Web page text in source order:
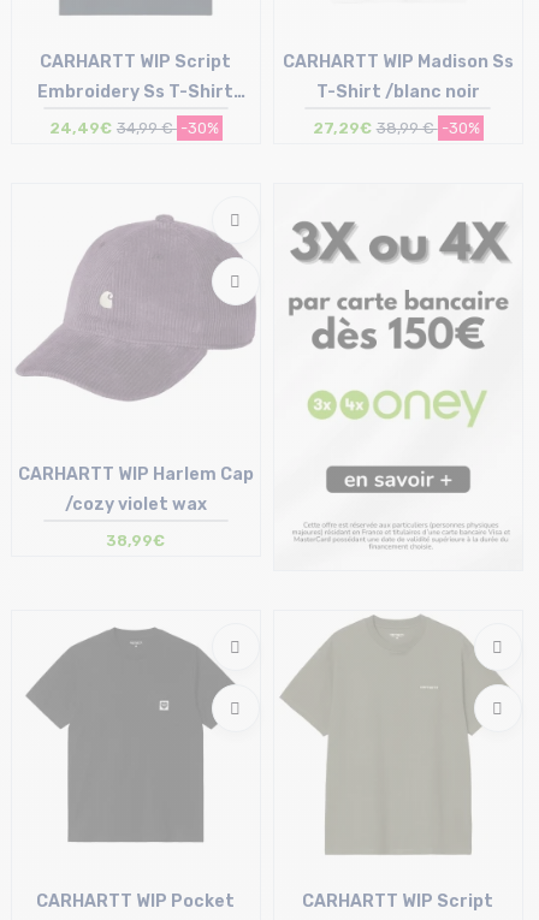
CARHARTT WIP Script
Embroidery Ss T-Shirt
/deep night blanc
24,49€ 34,99 € -30%
CARHARTT WIP Madison Ss
T-Shirt /blanc noir
27,29€ 38,99 € -30%
CARHARTT WIP Harlem Cap
/cozy violet wax
38,99€
CARHARTT WIP Pocket
CARHARTT WIP Script